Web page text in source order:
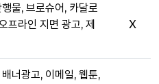
물, 브로슈어, 카달로
프라인 지면 광고, 제
X
너광고, 이메일, 웹툰,